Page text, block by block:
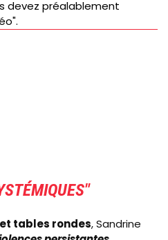
devez préalablement
tables rondes, Sandrine